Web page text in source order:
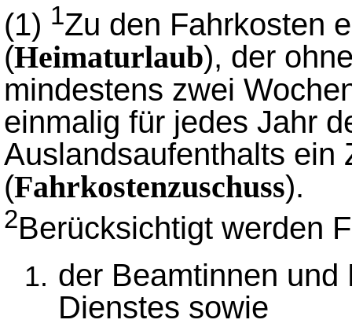
(1) 1Zu den Fahrkosten
(Heimaturlaub), der
mindestens zwei
einmalig für jedes Jahr
Auslandsaufenthalts ein
(Fahrkostenzuschuss).
2Berücksichtigt werden
der Beamtinnen
Dienstes sowie